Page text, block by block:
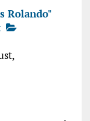
Rolando"